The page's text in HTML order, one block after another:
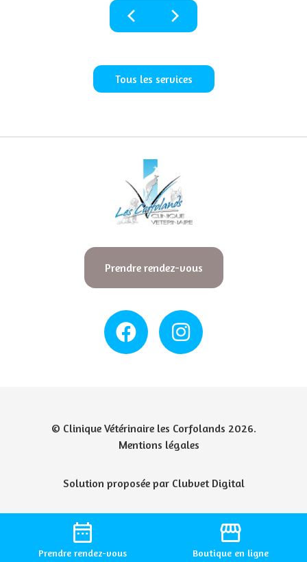
chevron_left chevron_right
Tous les services
date_range
Prendre rendez-vous
storefront
Boutique en ligne
Prendre rendez-vous
© Clinique Vétérinaire les Corfolands 2026.
Mentions légales
Solution proposée par Clubvet Digital